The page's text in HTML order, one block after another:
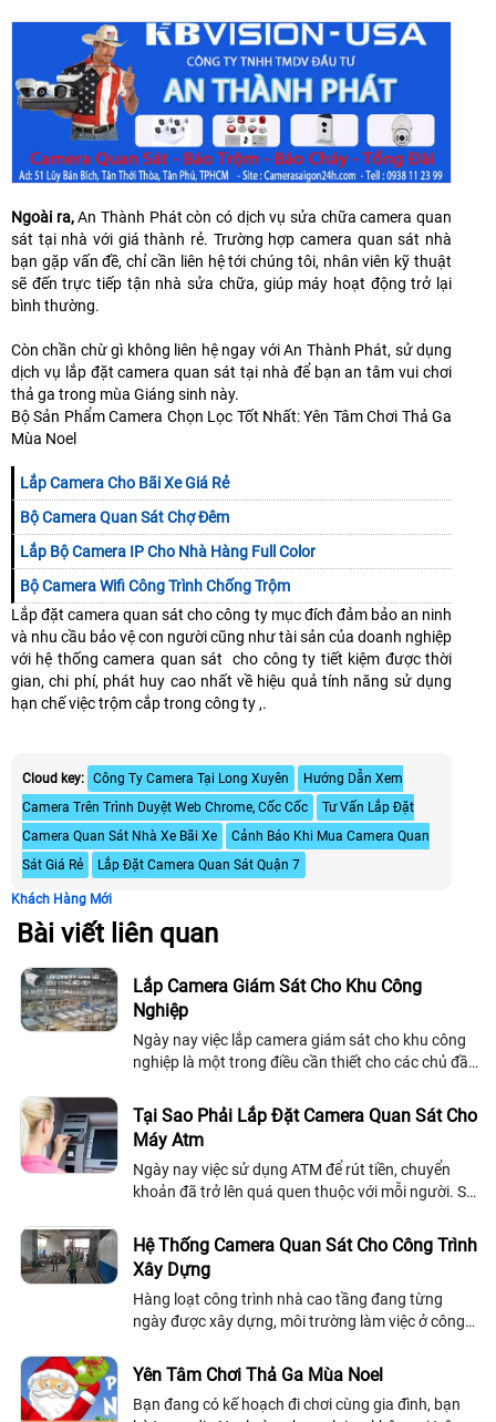
Ngoài ra,An Thành Phát còn có dịch vụ sửa chữa camera quan
sát tại nhà với giá thành rẻ. Trường hợp camera quan sát nhà
bạn gặp vấn đề, chỉ cần liên hệ tới chúng tôi, nhân viên kỹ thuật
sẽ đến trực tiếp tận nhà sửa chữa, giúp máy hoạt động trở lại
bình thường.
Còn chần chừ gì không liên hệ ngay với An Thành Phát, sử dụng
dịch vụ lắp đặt camera quan sát tại nhà để bạn an tâm vui chơi
thả ga trong mùa Giáng sinh này.
Bộ Sản Phẩm Camera Chọn Lọc Tốt Nhất: Yên Tâm Chơi Thả Ga
Mùa Noel
Lắp Camera Cho Bãi Xe Giá Rẻ
Bộ Camera Quan Sát Chợ Đêm
Lắp Bộ Camera IP Cho Nhà Hàng Full Color
Bộ Camera Wifi Công Trình Chống Trộm
Lắp đặt camera quan sát cho công ty mục đích đảm bảo an ninh
và nhu cầu bảo vệ con người cũng như tài sản của doanh nghiệp
với hệ thống camera quan sát cho công ty tiết kiệm được thời
gian, chi phí, phát huy cao nhất về hiệu quả tính năng sử dụng
hạn chế việc trộm cắp trong công ty ,.
Cloud key: Công Ty Camera Tại Long Xuyên
Hướng Dẫn Xem
Camera Trên Trình Duyệt Web Chrome, Cốc Cốc
Tư Vấn Lắp Đặt
Camera Quan Sát Nhà Xe Bãi Xe
Cảnh Báo Khi Mua Camera Quan
Sát Giá Rẻ
Lắp Đặt Camera Quan Sát Quận 7
Khách Hàng Mới
Bài viết liên quan
Lắp Camera Giám Sát Cho Khu Công
Nghiệp
Ngày nay việc lắp camera giám sát cho khu công
nghiệp là một trong điều cần thiết cho các chủ đầu
trong khi công nghiệp. Để tìm hiểu thêm chi tiết
bạn có thể xem qua bài viết dưới đây!
Tại Sao Phải Lắp Đặt Camera Quan Sát Cho
Máy Atm
Ngày nay việc sử dụng ATM để rút tiền, chuyển
khoản đã trở lên quá quen thuộc với mỗi người. Sự
hiểm tiềm ẩn
Hệ Thống Camera Quan Sát Cho Công Trình
Xây Dựng
Hàng loạt công trình nhà cao tầng đang từng
ngày được xây dựng, môi trường làm việc ở công
Công việc đang diễn ra hàng ngày với số...
Yên Tâm Chơi Thả Ga Mùa Noel
Bạn đang có kế hoạch đi chơi cùng gia đình, bạn